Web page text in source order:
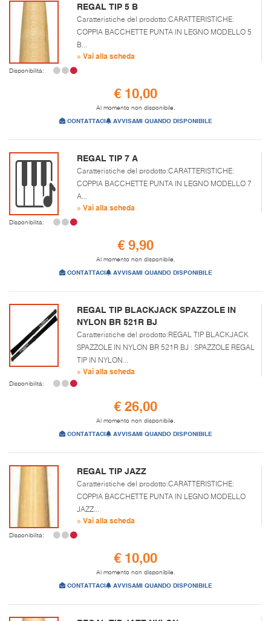
REGAL TIP 5 B
Caratteristiche del prodotto:CARATTERISTICHE:
COPPIA BACCHETTE PUNTA IN LEGNO MODELLO 5
B...
» Vai alla scheda
Disponibilità:
€ 10,00
Al momento non disponibile.
CONTATTACI AVVISAMI QUANDO DISPONIBILE
REGAL TIP 7 A
Caratteristiche del prodotto:CARATTERISTICHE:
COPPIA BACCHETTE PUNTA IN LEGNO MODELLO 7
A...
» Vai alla scheda
Disponibilità:
€ 9,90
Al momento non disponibile.
CONTATTACI AVVISAMI QUANDO DISPONIBILE
REGAL TIP BLACKJACK SPAZZOLE IN
NYLON BR 521R BJ
Caratteristiche del prodotto:REGAL TIP BLACKJACK
SPAZZOLE IN NYLON BR 521R BJ : SPAZZOLE REGAL
TIP IN NYLON...
» Vai alla scheda
Disponibilità:
€ 26,00
Al momento non disponibile.
CONTATTACI AVVISAMI QUANDO DISPONIBILE
REGAL TIP JAZZ
Caratteristiche del prodotto:CARATTERISTICHE:
COPPIA BACCHETTE PUNTA IN LEGNO MODELLO
JAZZ...
» Vai alla scheda
Disponibilità:
€ 10,00
Al momento non disponibile.
CONTATTACI AVVISAMI QUANDO DISPONIBILE